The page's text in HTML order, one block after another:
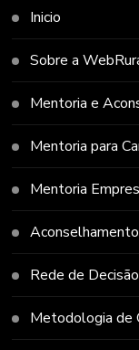
Inicio
Sobre a
Mentoria e
Mentoria para
Mentoria
Rede de
Metodologia de